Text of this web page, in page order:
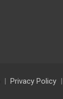
Privacy Policy